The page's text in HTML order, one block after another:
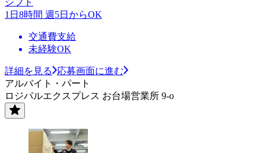
1日8時間 週5日からOK
交通費支給
未経験OK
詳細を見る
応募画面に進む
アルバイト・パート
ロジパルエクスプレス お台場営業所 9-o